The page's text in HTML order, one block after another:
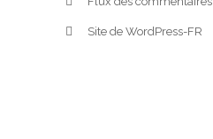
Site de WordPress-FR